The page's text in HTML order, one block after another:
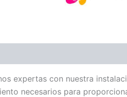
expertas con nuestra
necesarios para